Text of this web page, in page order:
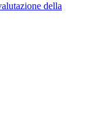
della